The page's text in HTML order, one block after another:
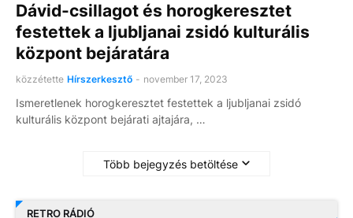
Dávid-csillagot és horogkeresztet
festettek a ljubljanai zsidó kulturális
központ bejáratára
közzétette Hírszerkesztő - november 17, 2023
Ismeretlenek horogkeresztet festettek a ljubljanai zsidó
kulturális központ bejárati ajtajára, …
Több bejegyzés betöltése
RETRO RÁDIÓ